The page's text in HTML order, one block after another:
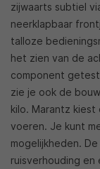
zijwaarts subtiel
neerklapbaar
talloze
het zien van de
component
zie je ook de
kilo. Marantz
voeren. Je kunt
mogelijkheden.
ruisverhouding en